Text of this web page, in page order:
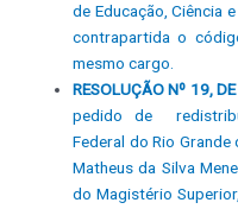
de Educação, Ciência
contrapartida o
mesmo cargo.
RESOLUÇÃO Nº 19,
pedido de
Federal do Rio
Matheus da Silva
do Magistério